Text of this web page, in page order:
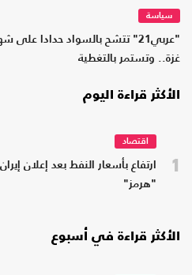
سياسة
"عربي21" تتشح بالسواد حدادا
غزة.. وتستمر بالتغطية
الأكثر قراءة اليوم
1
اقتصاد
ارتفاع بأسعار النفط بعد إعلان
"هرمز"
الأكثر قراءة في أسبوع